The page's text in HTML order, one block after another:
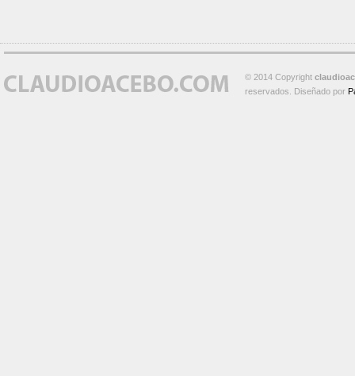
© 2014 Copyright
reservados. Diseñado por